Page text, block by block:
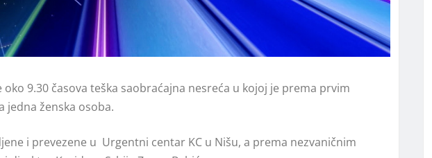
9.30 časova teška saobraćajna nesreća u kojoj je prema prvim
jedna ženska osoba.
i prevezene u Urgentni centar KC u Nišu, a prema nezvaničnim